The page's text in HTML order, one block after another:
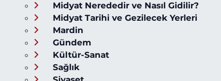
Midyat Nerededir ve Nasıl Gidilir?
Midyat Tarihi ve Gezilecek Yerleri
Mardin
Gündem
Kültür-Sanat
Sağlık